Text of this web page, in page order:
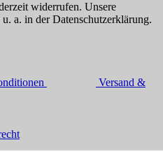
widerrufen. Unsere
a. in der Datenschutzerklärung.
Versand &